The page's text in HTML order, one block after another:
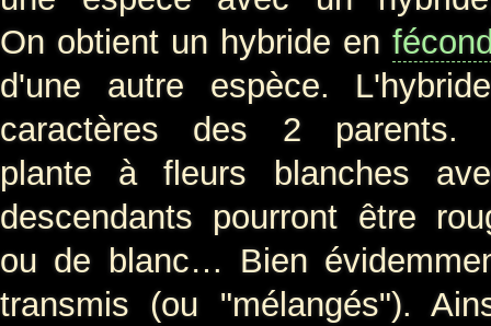
On obtient un hybride en
d'une autre espèce.
caractères des 2
plante à fleurs blanches
descendants pourront être
ou de blanc… Bien
transmis (ou "mélangés").